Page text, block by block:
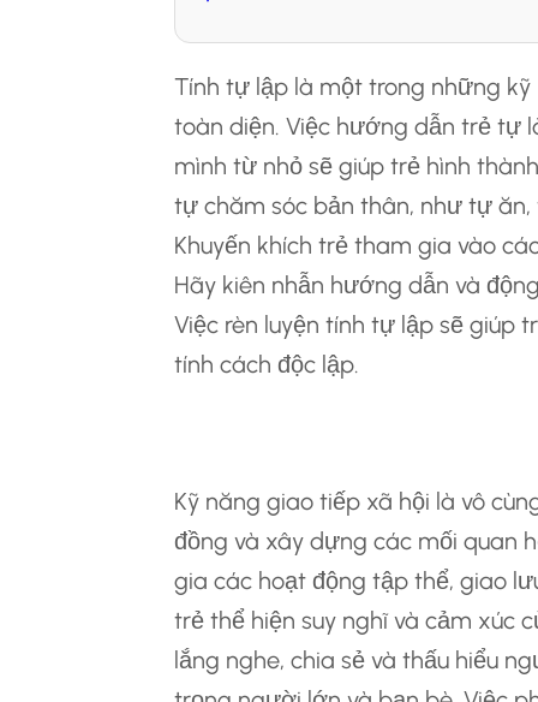
Tính tự lập là một trong những
toàn diện. Việc hướng dẫn trẻ tự
mình từ nhỏ sẽ giúp trẻ hình
tự chăm sóc bản thân, như tự
Khuyến khích trẻ tham gia vào
Hãy kiên nhẫn hướng dẫn và
Việc rèn luyện tính tự lập sẽ giúp
tính cách độc lập.
Kỹ năng giao tiếp xã hội là vô
đồng và xây dựng các mối quan
gia các hoạt động tập thể, giao
trẻ thể hiện suy nghĩ và cảm xúc
lắng nghe, chia sẻ và thấu hiểu